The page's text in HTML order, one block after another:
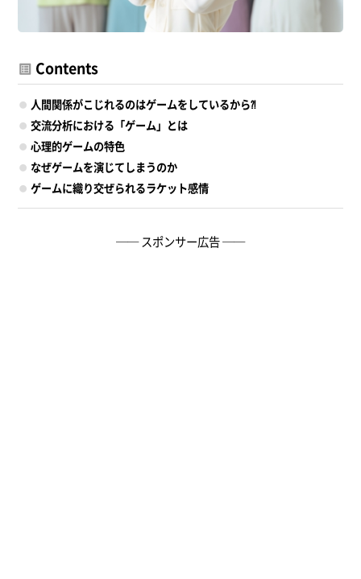
Contents
人間関係がこじれるのはゲームをしているから⁈
交流分析における「ゲーム」とは
心理的ゲームの特色
なぜゲームを演じてしまうのか
ゲームに織り交ぜられるラケット感情
── スポンサー広告 ──